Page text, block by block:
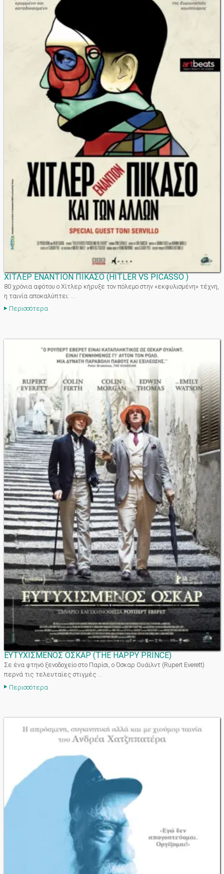
ΧΙΤΛΕΡ ΕΝΑΝΤΙΟΝ ΠΙΚΑΣΟ(HITLER VS PICASSO)
80 χρόνια αφότου ο Χίτλερ κήρυξε τον πόλεμο στην «εκφυλισμένη» τέχνη,
η ταινία αποκαλύπτει: ...
Περισσότερα
ΕΥΤΥΧΙΣΜΕΝΟΣ ΟΣΚΑΡ(THE HAPPY PRINCE)
Σε ένα φτηνό ξενοδοχείο στο Παρίσι, ο Όσκαρ Ουάϊλντ (Rupert Everett)
περνά τις τελευταίες στιγμές ...
Περισσότερα